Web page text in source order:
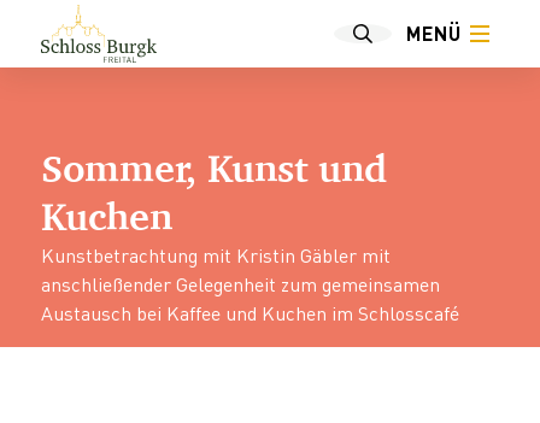
MENÜ
Sommer, Kunst und
Kuchen
Kunstbetrachtung mit Kristin Gäbler mit
anschließender Gelegenheit zum gemeinsamen
Austausch bei Kaffee und Kuchen im Schlosscafé